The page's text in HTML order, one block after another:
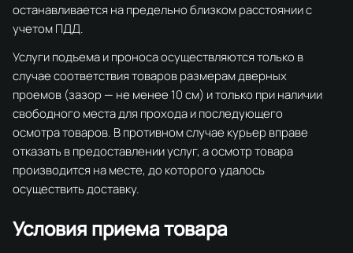
останавливается на предельно близком расстоянии с
учетом ПДД.
Услуги подъема и проноса осуществляются только в
случае соответствия товаров размерам дверных
проемов (зазор — не менее 10 см) и только при наличии
свободного места для прохода и последующего
осмотра товаров. В противном случае курьер вправе
отказать в предоставлении услуг, а осмотр товара
производится на месте, до которого удалось
осуществить доставку.
Условия приема товара